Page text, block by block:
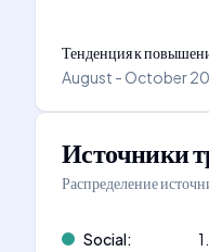
Тенденция к
August - October
Источники
Распределение
Social: